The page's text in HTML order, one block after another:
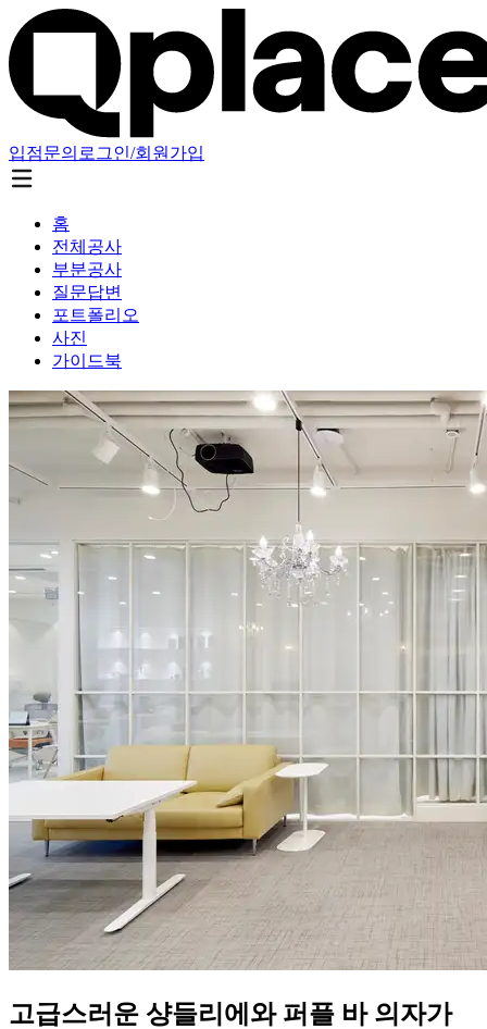
입점문의 로그인/회원가입
홈
전체공사
부분공사
질문답변
포트폴리오
사진
가이드북
고급스러운 샹들리에와 퍼플 바 의자가